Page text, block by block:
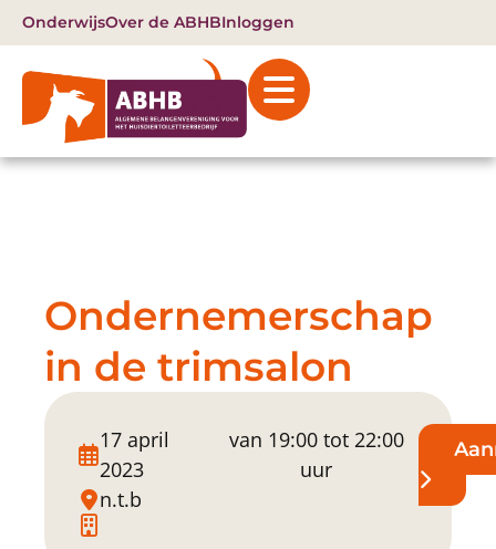
OnderwijsOver de ABHBInloggen
Ondernemerschap
in de trimsalon
17 april
2023
van 19:00 tot 22:00
uur
n.t.b